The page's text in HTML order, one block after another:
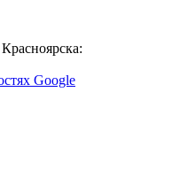
Google